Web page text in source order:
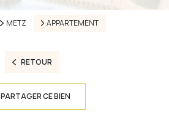
METZ APPARTEMENT
RETOUR
PARTAGER CE BIEN